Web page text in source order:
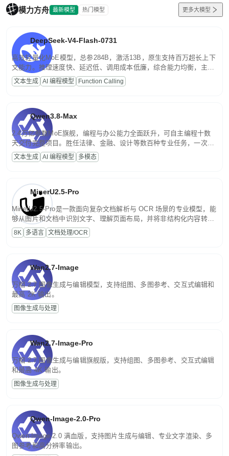
模力方舟 最新模型 热门模型 更多大模型
DeepSeek-V4-Flash-0731
高效轻量化MoE模型，总参284B，激活13B，原生支持百万超长上下
文能力。推理速度快、延迟低、调用成本低廉，综合能力均衡，主打
高并发、轻量化任务，适合日常对话、内容创作、基础 RAG、批量
文案处理等普惠刚需场景。
文本生成 AI 编程模型 Function Calling
Qwen3.8-Max
2.4万亿参数MoE旗舰，编程与办公能力全面跃升，可自主编程十数
天交付完整项目。胜任法律、金融、设计等数百种专业任务，一次对
话端到端交付生产级成果。原生视觉理解贯穿规划、执行与验证全流
程，支持超长文档与长视频的深度语义解析。长程任务中自主规划与
文本生成 AI 编程模型 多模态
MinerU2.5-Pro
MinerU2.5-Pro是一款面向复杂文档解析与 OCR 场景的专业模型，能
够从图片和文档中识别文字、理解页面布局，并将非结构化内容转换
为便于存储、检索和二次处理的结构化结果。
8K 多语言 文档处理/OCR
Wan2.7-Image
万相 2.7 图像生成与编辑模型，支持组图、多图参考、交互式编辑和
最高 2K 输出。
图像生成与处理
Wan2.7-Image-Pro
万相 2.7 图像生成与编辑旗舰版，支持组图、多图参考、交互式编辑
和最高 4K 输出。
图像生成与处理
Qwen-Image-2.0-Pro
Qwen-Image-2.0 满血版，支持图片生成与编辑、专业文字渲染、多
图参考和高分辨率输出。